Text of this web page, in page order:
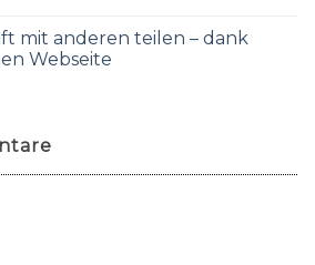
mit anderen teilen – dank
Webseite